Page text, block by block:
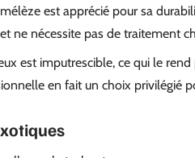
est apprécié pour sa
ne nécessite pas de traitement
est imputrescible, ce qui le
en fait un choix privilégié